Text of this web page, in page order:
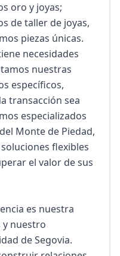
oro y joyas;
de taller de joyas,
piezas únicas.
necesidades
nuestras
específicos,
transacción sea
especializados
Monte de Piedad,
flexibles
el valor de sus
es nuestra
y nuestro
de Segovia.